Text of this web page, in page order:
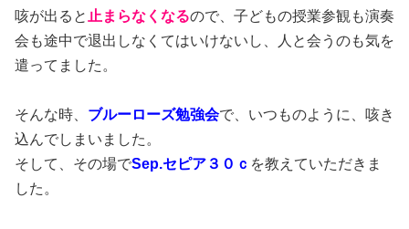
咳が出ると 止まらなくなるので、子どもの授業参観も演奏
会も途中で退出しなくてはいけないし、人と会うのも気を
遣ってました。
そんな時、 ブルーローズ勉強会で、いつものように、咳き
込んでしまいました。
そして、その場でSep.セピア３０ｃ を教えていただきま
した。